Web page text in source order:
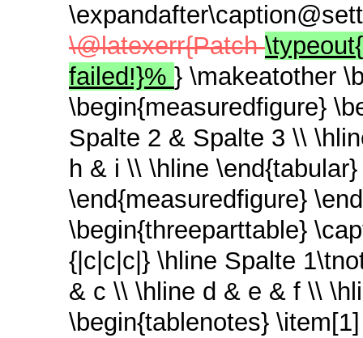
\@latexerr{Patch
failed!}% } \makeatother
\begin{measuredfigure}
Spalte 2 & Spalte 3 \\
h & i \\ \hline
\end{measuredfigure}
\begin{threeparttable}
{|c|c|c|} \hline Spalte
& c \\ \hline d & e & f \\
\begin{tablenotes}